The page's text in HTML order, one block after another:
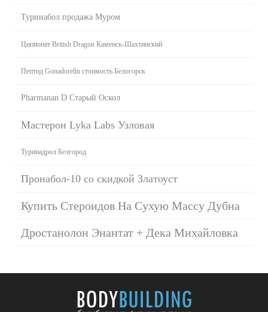
Туринабол продажа Муром
Ципионат British Dragon Каменск-Шахтинский
Пептид Gonadorelin стоимость Белогорск
Pharmanan D Старый Оскол
Мастерон Lyka Labs Узловая
Туринадрол Белгород
Пронабол-10 со скидкой Златоуст
Купить Стероидов На Сухую Массу Дубна
Дростанолон Энантат + Дека Михайловка